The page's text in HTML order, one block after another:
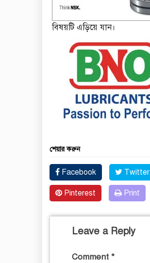
বিষয়‌টি এ‌ড়ি‌য়ে‌ ‌যান।
শেয়ার করুন
Facebook Twitter
Pinterest Print
Leave a Reply
Comment *